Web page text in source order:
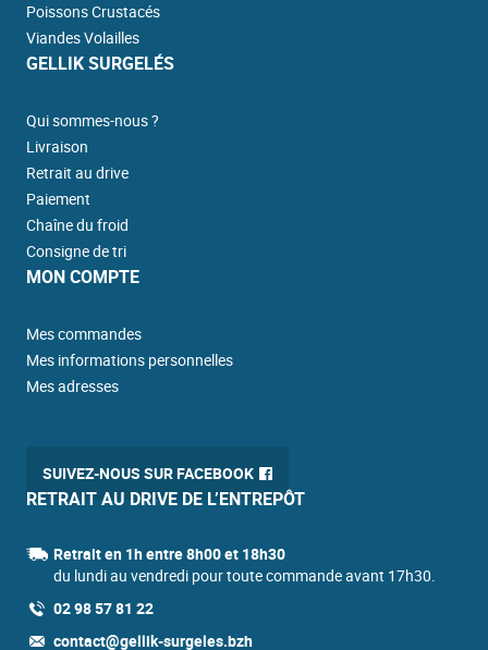
Poissons Crustacés
Viandes Volailles
GELLIK SURGELÉS
Qui sommes-nous ?
Livraison
Retrait au drive
Paiement
Chaîne du froid
Consigne de tri
MON COMPTE
Mes commandes
Mes informations personnelles
Mes adresses
SUIVEZ-NOUS SUR FACEBOOK
RETRAIT AU DRIVE DE L’ENTREPÔT
Retrait en 1h entre 8h00 et 18h30
du lundi au vendredi pour toute commande avant 17h30.
02 98 57 81 22
contact@gellik-surgeles.bzh